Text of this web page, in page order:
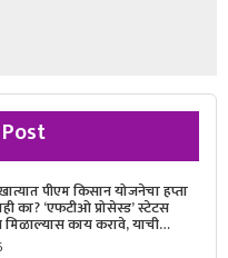
पीएम किसान योजनेचा हप्ता
का? ‘एफटीओ प्रोसेस्ड’ स्टेटस
काय करावे, याची
जाणून घ्या.